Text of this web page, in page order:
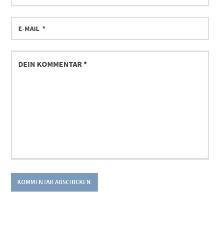
E-
MAIL
DEIN
KOMMENTAR